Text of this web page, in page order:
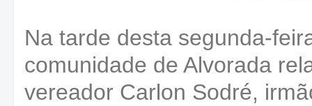
Na tarde desta segunda-
comunidade de Alvorada
vereador Carlon Sodré,